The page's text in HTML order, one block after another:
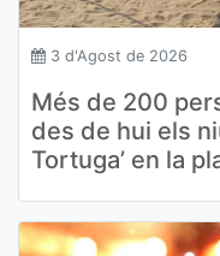
3 d'Agost de 2026
Més de 200
des de hui els
Tortuga’ en la